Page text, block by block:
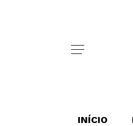
INÍCIO